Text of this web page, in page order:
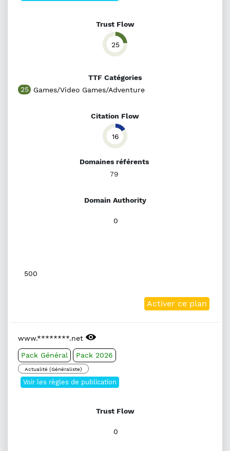
Trust Flow
25
TTF Catégories
25
Games/Video Games/Adventure
Citation Flow
16
Domaines référents
79
Domain Authority
0
500
Activer ce plan
www.********.net
Pack Général Pack 2026
Actualité (Généraliste)
Voir les règles de publication
Trust Flow
0